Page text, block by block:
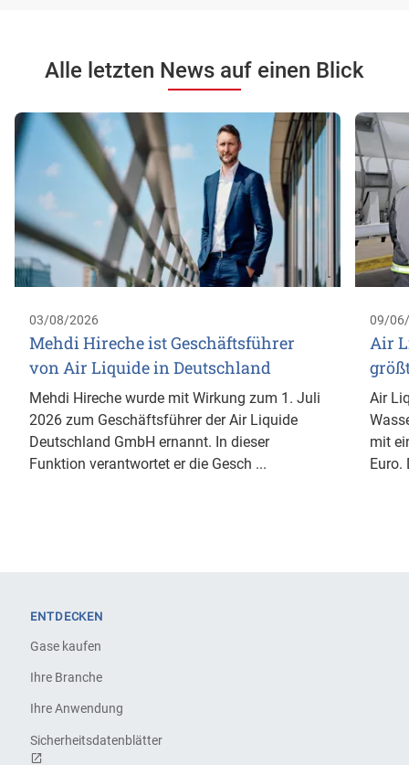
Alle letzten News auf einen Blick
03/08/2026
Mehdi Hireche ist Geschäftsführer
von Air Liquide in Deutschland
Mehdi Hireche wurde mit Wirkung zum 1. Juli
2026 zum Geschäftsführer der Air Liquide
Deutschland GmbH ernannt. In dieser
Funktion verantwortet er die Gesch ...
09/
Air
Air
mit
Euro.
ENTDECKEN
Gase kaufen
Ihre Branche
Ihre Anwendung
Sicherheitsdatenblätter